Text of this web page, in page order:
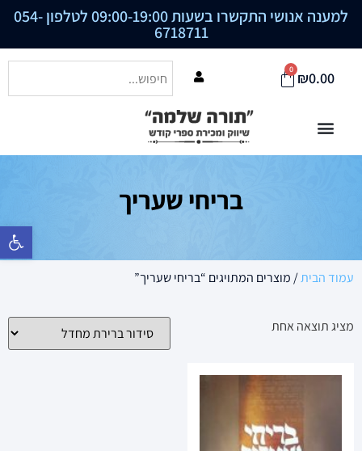
פתח סרגל
למענה אנושי התקשרו בשעות 09:00-19:00 לטלפון 054-
6718711
₪0.00
0
בריחי שעריך
עמוד הבית/ מוצרים המתויגים “בריחי שעריך”
מציג תוצאה אחת